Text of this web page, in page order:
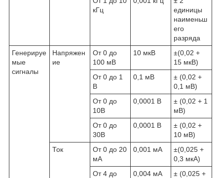
кГц
единицы
наименьш
его
разряда
Генерируе
мые
сигналы
Напряжен
ие
От 0 до
100 мВ
10 мкВ
±(0,02 +
15 мкВ)
От 0 до 1
В
0,1 мВ
± (0,02 +
0,1 мВ)
От 0 до
10В
0,0001 В
± (0,02 + 1
мВ)
От 0 до
30В
0,0001 В
± (0,02 +
10 мВ)
Ток
От 0 до 20
мА
0,001 мА
±(0,025 +
0,3 мкА)
От 4 до
0,004 мА
± (0,025 +